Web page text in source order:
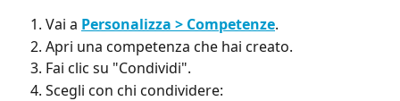
Vai a Personalizza > Competenze.
Apri una competenza che hai creato.
Fai clic su "Condividi".
Scegli con chi condividere: